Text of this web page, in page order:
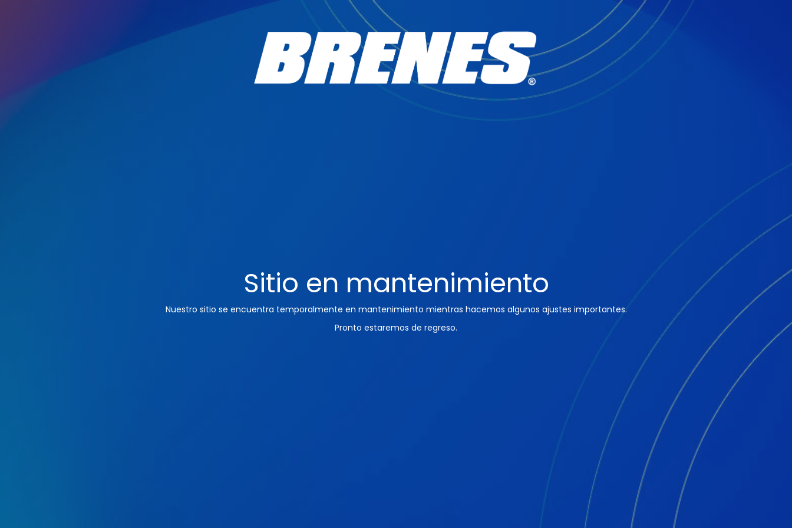
Sitio en mantenimiento
Nuestro sitio se encuentra temporalmente en mantenimiento mientras hacemos algunos ajustes importantes.
Pronto estaremos de regreso.